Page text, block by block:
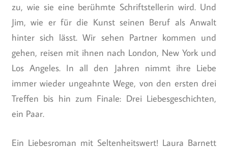
zu, wie sie eine berühmte Schriftstellerin wird. Und
Jim, wie er für die Kunst seinen Beruf als Anwalt
hinter sich lässt. Wir sehen Partner kommen und
gehen, reisen mit ihnen nach London, New York und
Los Angeles. In all den Jahren nimmt ihre Liebe
immer wieder ungeahnte Wege, von den ersten drei
Treffen bis hin zum Finale: Drei Liebesgeschichten,
ein Paar.
Ein Liebesroman mit Seltenheitswert! Laura Barnett